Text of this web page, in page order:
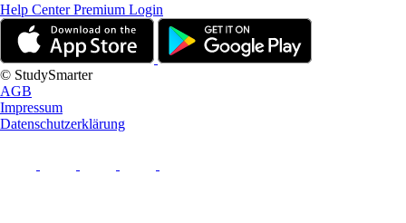
Help CenterPremium Login
© StudySmarter
AGB
Impressum
Datenschutzerklärung